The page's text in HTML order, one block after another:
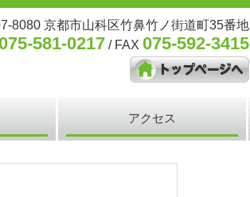
8080 京都市山科区竹鼻竹ノ街道町35番地
581-0217 / FAX 075-592-3415
アクセス